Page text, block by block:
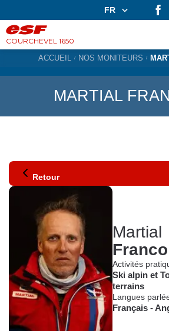
FR
COURCHEVEL 1650
Apprendre en groupe
Expériences
Casiers à ski
ACCUEIL NOS MONITEURS
MARTIAL
Retour
Martial
Activités
Ski alpin et
terrains
Langues
Français -